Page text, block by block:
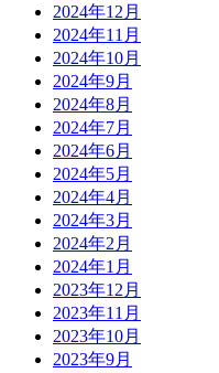
2024年12月
2024年11月
2024年10月
2024年9月
2024年8月
2024年7月
2024年6月
2024年5月
2024年4月
2024年3月
2024年2月
2024年1月
2023年12月
2023年11月
2023年10月
2023年9月